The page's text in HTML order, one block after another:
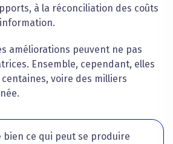
à la réconciliation des coûts
améliorations peuvent ne pas
Ensemble, cependant, elles
voire des milliers
ce qui peut se produire